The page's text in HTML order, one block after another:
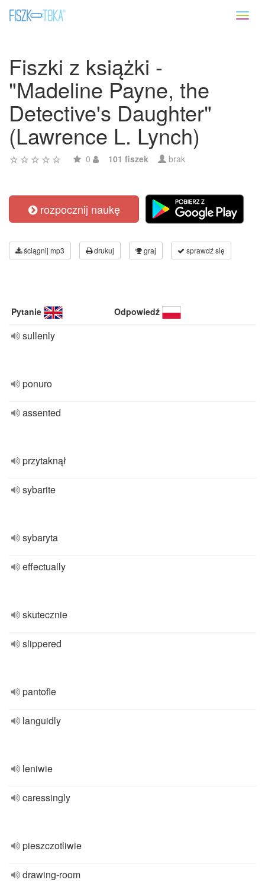
Fiszki z książki -
"Madeline Payne, the
Detective's Daughter"
(Lawrence L. Lynch)
0 101 fiszek brak
rozpocznij naukę
ściągnij mp3 drukuj graj sprawdź się
Pytanie Odpowiedź
sullenly
ponuro
assented
przytaknął
sybarite
sybaryta
effectually
skutecznie
slippered
pantofle
languidly
leniwie
caressingly
pieszczotliwie
drawing-room